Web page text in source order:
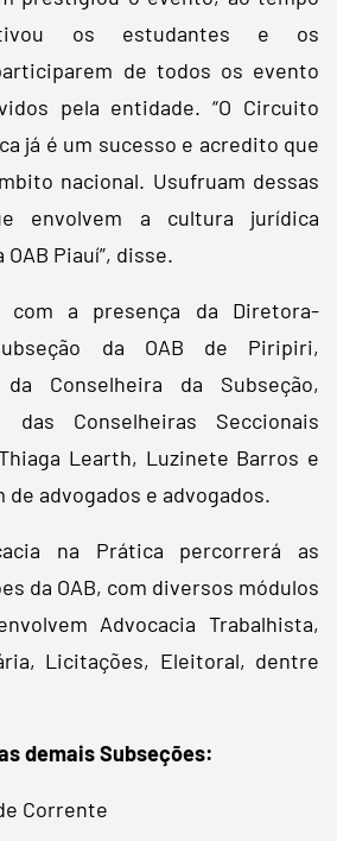
os estudantes e os
de todos os evento
pela entidade. “O Circuito
já é um sucesso e acredito que
nacional. Usufruam dessas
envolvem a cultura jurídica
Piauí”, disse.
com a presença da Diretora-
da OAB de Piripiri,
da Conselheira da Subseção,
das Conselheiras Seccionais
Learth, Luzinete Barros e
de advogados e advogados.
na Prática percorrerá as
da OAB, com diversos módulos
Advocacia Trabalhista,
Licitações, Eleitoral, dentre
demais Subseções:
Corrente